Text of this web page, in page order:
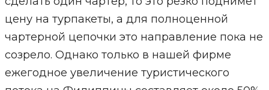
цену на турпакеты, а для полноценной
чартерной цепочки это направление пока не
созрело. Однако только в нашей фирме
ежегодное увеличение туристического